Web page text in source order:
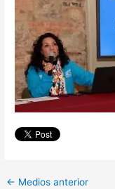
← Medios anterior